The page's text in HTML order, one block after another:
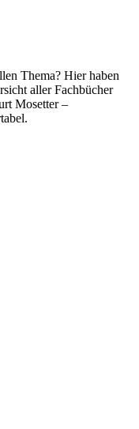
Thema? Hier haben
aller Fachbücher
Mosetter –